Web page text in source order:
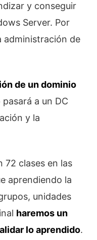
y conseguir
Server. Por
administración de
de un dominio
a un DC
y la
72 clases en las
aprendiendo la
unidades
haremos un
lo aprendido.